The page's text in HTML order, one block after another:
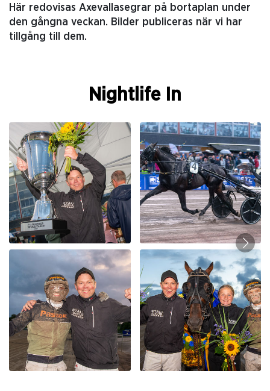
Här redovisas Axevallasegrar på bortaplan under
den gångna veckan. Bilder publiceras när vi har
tillgång till dem.
Nightlife In